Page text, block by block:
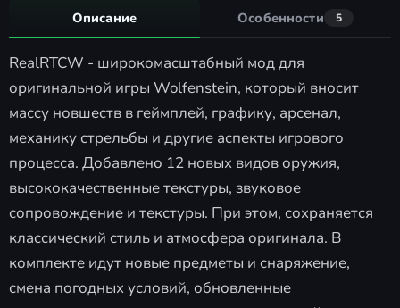
Описание Особенности 5
RealRTCW - широкомасштабный мод для
оригинальной игры Wolfenstein, который вносит
массу новшеств в геймплей, графику, арсенал,
механику стрельбы и другие аспекты игрового
процесса. Добавлено 12 новых видов оружия,
высококачественные текстуры, звуковое
сопровождение и текстуры. При этом, сохраняется
классический стиль и атмосфера оригинала. В
комплекте идут новые предметы и снаряжение,
смена погодных условий, обновленные